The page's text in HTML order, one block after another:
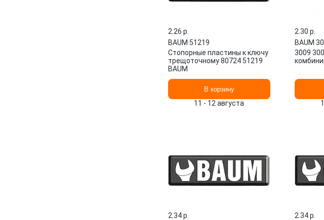
2.26 p.
BAUM·51219
Стопорные пластины к ключу
трещоточному 80724 51219
BAUM
В корзину
11 - 12 августа
2.30 p.
BAUM·
3009
2.34 p.
2.34 p.